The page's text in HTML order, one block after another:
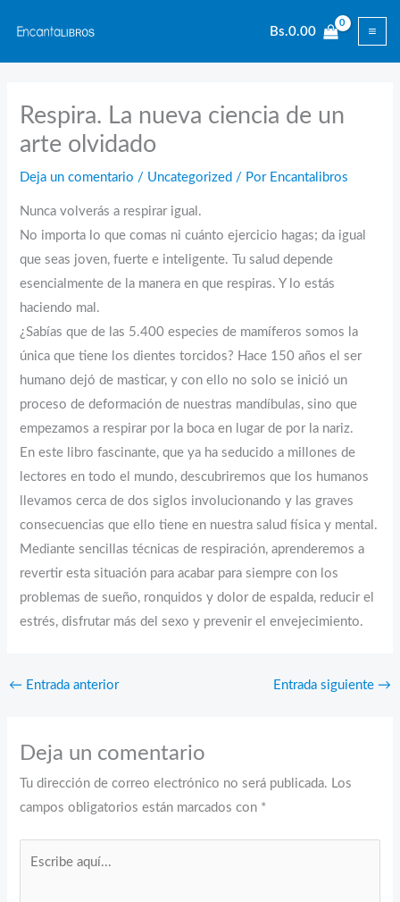
contenido
Bs.0.00
Respira. La nueva ciencia de un
arte olvidado
Deja un comentario / Uncategorized / Por Encantalibros
Nunca volverás a respirar igual.
No importa lo que comas ni cuánto ejercicio hagas; da igual
que seas joven, fuerte e inteligente. Tu salud depende
esencialmente de la manera en que respiras. Y lo estás
haciendo mal.
¿Sabías que de las 5.400 especies de mamíferos somos la
única que tiene los dientes torcidos? Hace 150 años el ser
humano dejó de masticar, y con ello no solo se inició un
proceso de deformación de nuestras mandíbulas, sino que
empezamos a respirar por la boca en lugar de por la nariz.
En este libro fascinante, que ya ha seducido a millones de
lectores en todo el mundo, descubriremos que los humanos
llevamos cerca de dos siglos involucionando y las graves
consecuencias que ello tiene en nuestra salud física y mental.
Mediante sencillas técnicas de respiración, aprenderemos a
revertir esta situación para acabar para siempre con los
problemas de sueño, ronquidos y dolor de espalda, reducir el
estrés, disfrutar más del sexo y prevenir el envejecimiento.
← Entrada anterior Entrada siguiente →
Deja un comentario
Tu dirección de correo electrónico no será publicada. Los
campos obligatorios están marcados con *